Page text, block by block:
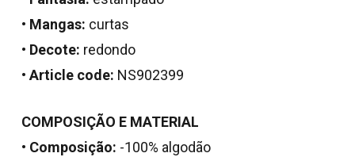
• Mangas: curtas
• Decote: redondo
• Article code: NS902399
COMPOSIÇÃO E MATERIAL
• Composição: -100% algodão